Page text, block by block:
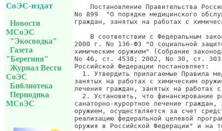
СоЭС-издат
Новости
МСоЭС
"Экосводка"
Газета
"Берегиня"
Журнал Вести
СоЭС
Библиотека
Периодика
МСоЭС
Постановление Правительства
No 899  "О порядке медицинского
граждан, занятых на работах с
В соответствии с Федеральным
2000 г. No 136-ФЗ "О социальной
химическим оружием" (Собрание
No 46, ст. 4538; 2002, No 30, ст.
Российской Федерации постановляет:
1. Утвердить прилагаемые Правила
занятых на работах с химическим
лечения граждан, занятых на работах
2. Установить, что финансирование
санаторно-курортное лечение
оружием, осуществляется за счет
реализацию федеральной целевой
оружия в Российской Федерации" и на